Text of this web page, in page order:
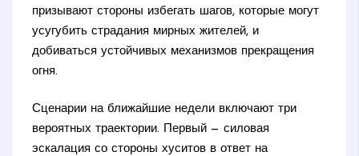
призывают стороны избегать шагов, которые могут
усугубить страдания мирных жителей, и
добиваться устойчивых механизмов прекращения
огня.
Сценарии на ближайшие недели включают три
вероятных траектории. Первый — силовая
эскалация со стороны хуситов в ответ на